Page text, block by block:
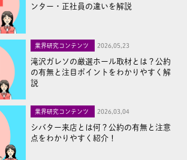
ンター・正社員の違いを解説
業界研究コンテンツ 2026,05,23
滝沢ガレソの厳選ホール取材とは？公約
の有無と注目ポイントをわかりやすく解
説
業界研究コンテンツ 2026,03,04
シバター来店とは何？公約の有無と注意
点をわかりやすく紹介！